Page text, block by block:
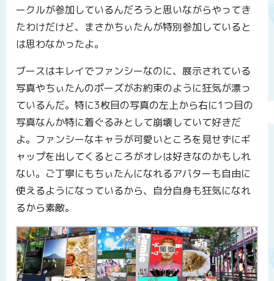
ークルが参加しているんだろうと思いながらやってき
たわけだけど、まさかちぃたんが特別参加していると
は思わなかったよ。
ブースはキレイでファンシーなのに、展示されている
写真やちぃたんのポーズがお約束のように狂気が漂っ
ているんだ。特に3枚目の写真の左上から右に1つ目の
写真なんか特に着ぐるみとして崩壊していて好きだ
よ。ファンシーなキャラが可愛いところを見せずにギ
ャップを出してくるところがオレは好きなのかもしれ
ない。ご丁寧にもちぃたんになれるアバターも自由に
使えるようになっているから、自分自身も狂気になれ
るから素敵。